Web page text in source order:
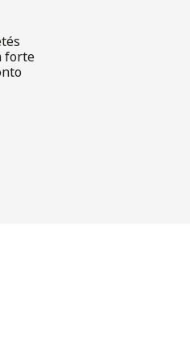
forte